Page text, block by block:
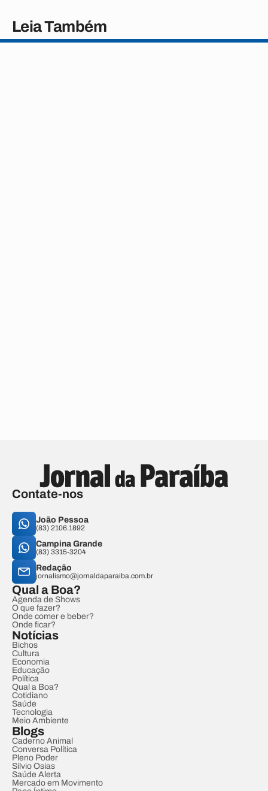
Leia Também
Contate-nos
João Pessoa
(83) 2106.1892
Campina Grande
(83) 3315-3204
Redação
jornalismo@jornaldaparaiba.com.br
Qual a Boa?
Agenda de Shows
O que fazer?
Onde comer e beber?
Onde ficar?
Notícias
Bichos
Cultura
Economia
Educação
Política
Qual a Boa?
Cotidiano
Saúde
Tecnologia
Meio Ambiente
Blogs
Caderno Animal
Conversa Política
Pleno Poder
Sílvio Osias
Saúde Alerta
Mercado em Movimento